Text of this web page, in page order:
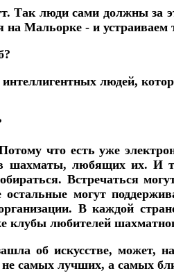
Так люди сами должны за
на Мальорке - и устраиваем
людей,
что есть уже
шахматы, любящих их. И
Встречаться
остальные могут
В каждой
клубы любителей
об искусстве, может,
самых лучших, а самых